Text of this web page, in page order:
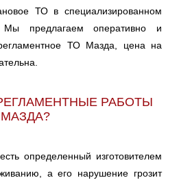
ТО в специализированном
предлагаем оперативно и
ТО Мазда, цена на
РАБОТЫ
МАЗДА?
определенный изготовителем
а его нарушение грозит